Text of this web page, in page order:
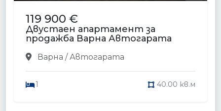
119 900 €
Двустаен апартамент за
продажба Варна Автогарата
Варна / Автогарата
1 40.00 кв.м